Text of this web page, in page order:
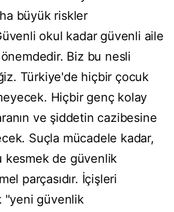
büyük riskler
okul kadar güvenli aile
Biz bu nesli
Türkiye'de hiçbir çocuk
Hiçbir genç kolay
ve şiddetin cazibesine
Suçla mücadele kadar,
kesmek de güvenlik
parçasıdır. İçişleri
"yeni güvenlik